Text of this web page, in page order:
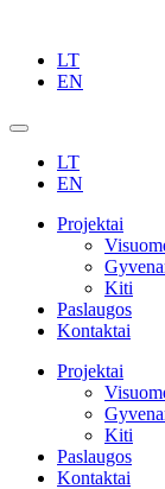
LT
EN
LT
EN
Projektai
Kiti
Paslaugos
Kontaktai
Projektai
Kiti
Paslaugos
Kontaktai